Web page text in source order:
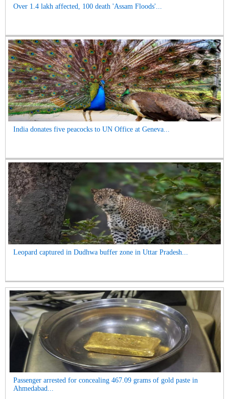
Over 1.4 lakh affected, 100 death 'Assam Floods'...
India donates five peacocks to UN Office at Geneva...
Leopard captured in Dudhwa buffer zone in Uttar Pradesh...
Passenger arrested for concealing 467.09 grams of gold paste in
Ahmedabad...